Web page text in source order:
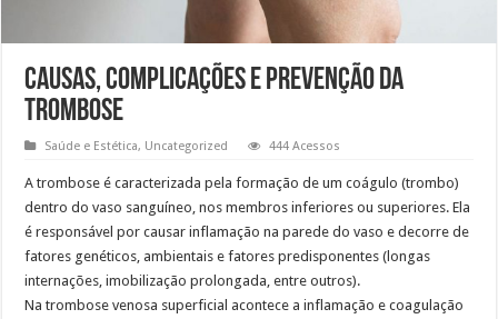
Causas, complicações e prevenção da
Trombose
Saúde e Estética, Uncategorized 444 Acessos
A trombose é caracterizada pela formação de um coágulo (trombo)
dentro do vaso sanguíneo, nos membros inferiores ou superiores. Ela
é responsável por causar inflamação na parede do vaso e decorre de
fatores genéticos, ambientais e fatores predisponentes (longas
internações, imobilização prolongada, entre outros).
Na trombose venosa superficial acontece a inflamação e coagulação